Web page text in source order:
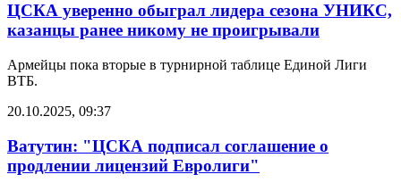
ЦСКА уверенно обыграл лидера сезона УНИКС,
казанцы ранее никому не проигрывали
Армейцы пока вторые в турнирной таблице Единой Лиги
ВТБ.
20.10.2025, 09:37
Ватутин: "ЦСКА подписал соглашение о
продлении лицензий Евролиги"